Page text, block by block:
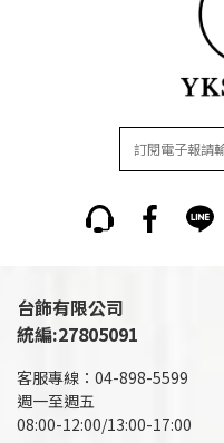
台飾有限公司
統編:27805091
客服專線：04-898-5599
週一至週五
08:00-12:00/13:00-17:00